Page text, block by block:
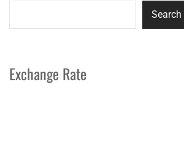
Search
Exchange Rate